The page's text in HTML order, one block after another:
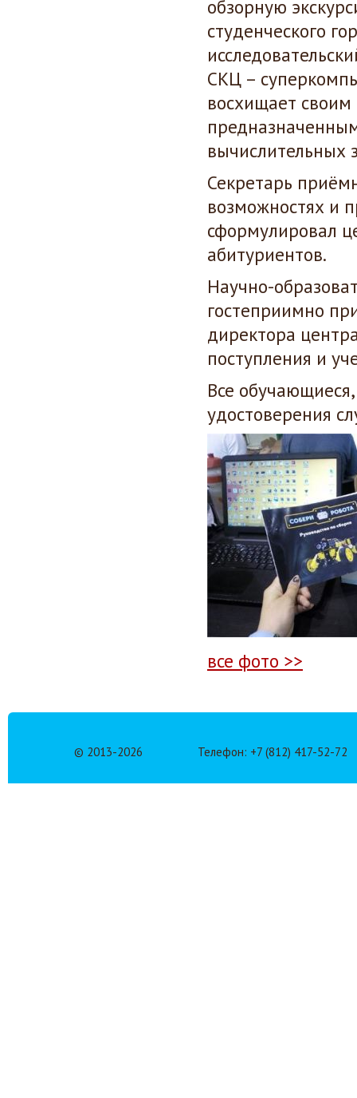
обзорную
студенческого
СКЦ –
восхищает
вычислительных
Секретарь
возможностях и
сформулировал
абитуриентов.
Научно-
гостеприимно
директора
поступления и
Все
удостоверения
все фото >>
© 2013-2026 Телефон: +7 (812) 417-52-72